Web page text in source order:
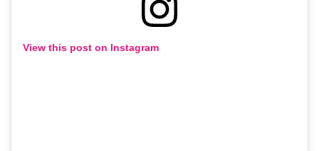
View this post on Instagram